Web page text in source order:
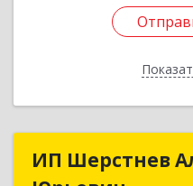
ИП Шерстнев
ИП